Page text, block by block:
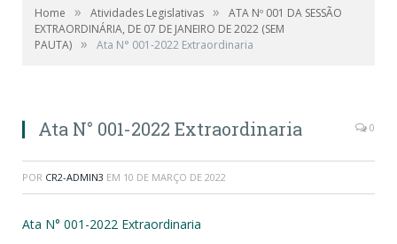
Home » Atividades Legislativas »
ATA Nº 001 DA SESSÃO
EXTRAORDINÁRIA, DE 07 DE JANEIRO DE 2022 (SEM
PAUTA) » Ata N° 001-2022 Extraordinaria
Ata N° 001-2022 Extraordinaria 0
POR CR2-ADMIN3 EM 10 DE MARÇO DE 2022
Ata N° 001-2022 Extraordinaria